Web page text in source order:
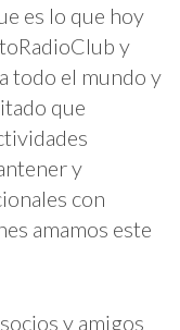
es lo que hoy
y
todo el mundo y
que
y
con
amamos este
y amigos